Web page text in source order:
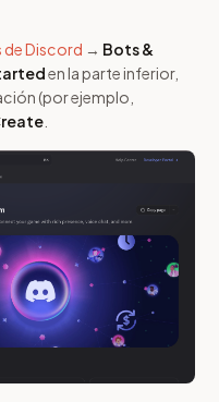
de Discord → Bots &
en la parte inferior,
(por ejemplo,